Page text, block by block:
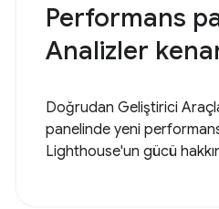
Performans
Analizler
Doğrudan Geliştirici
panelinde yeni
Lighthouse'un gücü